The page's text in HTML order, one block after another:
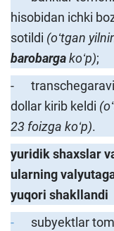
hisobidan ichki
sotildi (oʻtgan
barobargakoʻp);
-
dollar kirib keldi
23 foizga koʻp).
yuridik shaxslar
ularning
yuqori shakllandi
- subyektlar